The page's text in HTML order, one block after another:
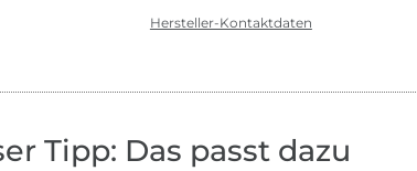
Hersteller-Kontaktdaten
Tipp: Das passt dazu